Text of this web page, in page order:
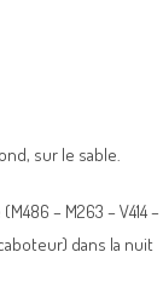
sur le sable.
– M263 – V414 –
dans la nuit